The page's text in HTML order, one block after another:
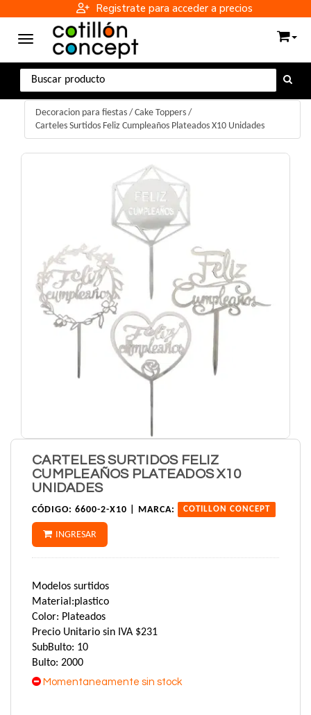
Registrate para acceder a precios
Toggle navigation
Decoracion para fiestas / Cake Toppers /
Carteles Surtidos Feliz Cumpleaños Plateados X10 Unidades
CARTELES SURTIDOS FELIZ
CUMPLEAÑOS PLATEADOS X10
UNIDADES
CÓDIGO: 6600-2-X10 | MARCA: COTILLON CONCEPT
INGRESAR
Modelos surtidos
Material:plastico
Color: Plateados
Precio Unitario sin IVA $231
SubBulto: 10
Bulto: 2000
Momentaneamente sin stock